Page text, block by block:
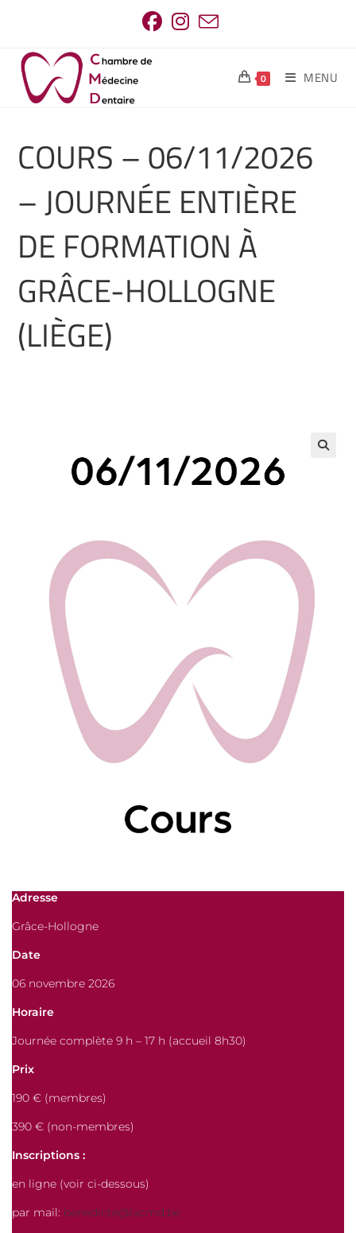
0 MENU
COURS – 06/11/2026
– JOURNÉE ENTIÈRE
DE FORMATION À
GRÂCE-HOLLOGNE
(LIÈGE)
Adresse
Grâce-Hollogne
Date
06 novembre 2026
Horaire
Journée complète 9 h – 17 h (accueil 8h30)
Prix
190 € (membres)
390 € (non-membres)
Inscriptions :
en ligne (voir ci-dessous)
par mail: benedicte@lacmd.be